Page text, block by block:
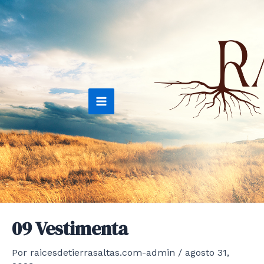
Ir
al
contenido
Main
Menu
09 Vestimenta
Por raicesdetierrasaltas.com-admin / agosto 31,